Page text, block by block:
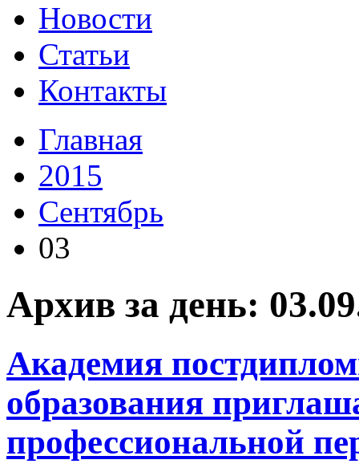
Новости
Статьи
Контакты
Главная
2015
Сентябрь
03
Архив за день:
Академия
образования
профессиональной